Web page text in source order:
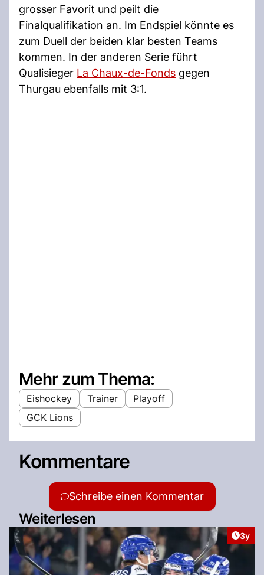
grosser Favorit und peilt die
Finalqualifikation an. Im Endspiel könnte es
zum Duell der beiden klar besten Teams
kommen. In der anderen Serie führt
Qualisieger La Chaux-de-Fonds gegen
Thurgau ebenfalls mit 3:1.
Mehr zum Thema:
Eishockey Trainer
Playoff
GCK Lions
Kommentare
Schreibe einen Kommentar
Weiterlesen
3y